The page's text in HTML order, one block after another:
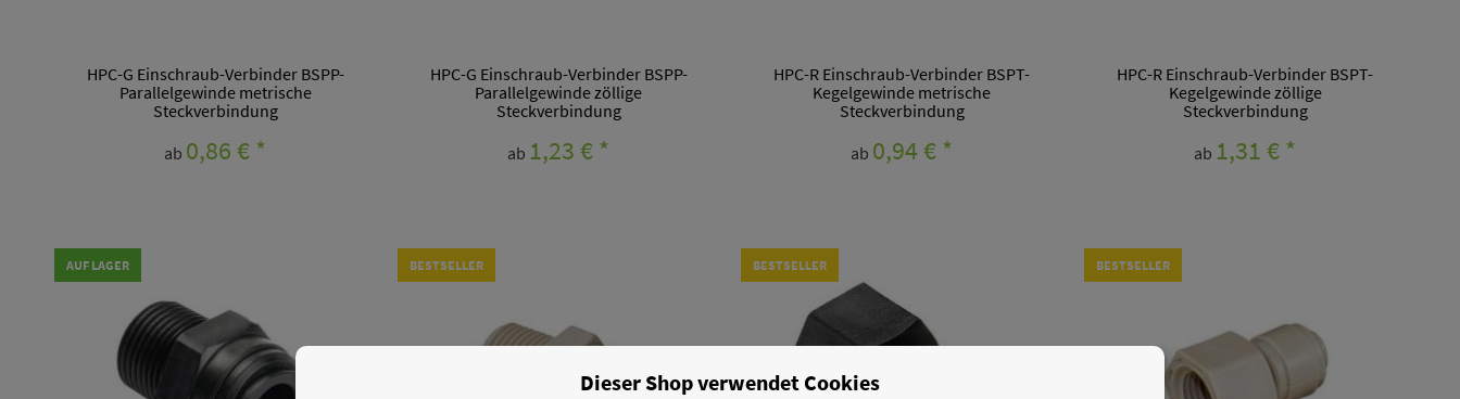
HPC-G Einschraub-Verbinder BSPP-
Parallelgewinde metrische
Steckverbindung
ab 0,86 €*
HPC-G Einschraub-Verbinder BSPP-
Parallelgewinde zöllige
Steckverbindung
ab 1,23 €*
HPC-R Einschraub-Verbinder BSPT-
Kegelgewinde metrische
Steckverbindung
ab 0,94 €*
HPC-R Einschraub-Verbinder BSPT-
Kegelgewinde zöllige
Steckverbindung
ab 1,31 €*
AUF LAGER BESTSELLER BESTSELLER BESTSELLER
Dieser Shop verwendet Cookies